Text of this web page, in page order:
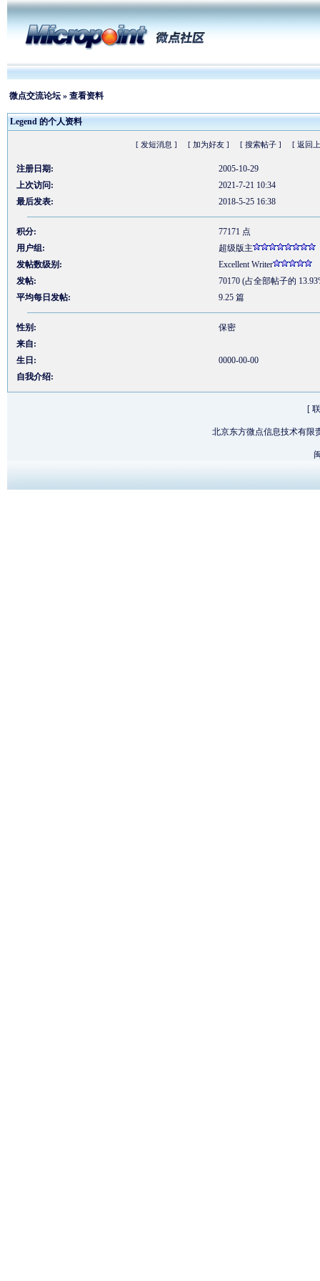
微点交流论坛 » 查看资料
Legend 的个人资料
[ 发短消息 ] [ 加为好友 ] [ 搜索帖子 ] [ 返回
注册日期:
2005-10-29
上次访问:
2021-7-21 10:34
最后发表:
2018-5-25 16:38
积分:
77171 点
用户组:
超级版主
发帖数级别:
Excellent Writer
发帖:
70170 (占全部帖子的
平均每日发帖:
9.25 篇
性别:
保密
来自:
生日:
0000-00-00
自我介绍:
[
北京东方微点信息技术有限